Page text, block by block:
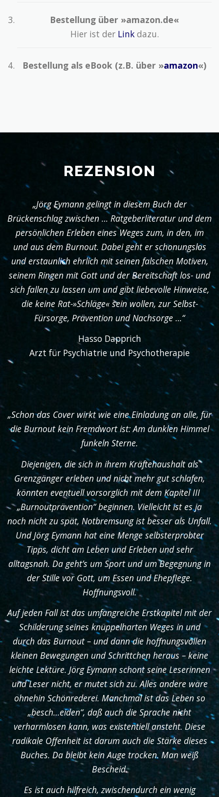
Bestellung über »amazon.de«
Hier ist der Linkdazu.
Bestellung als eBook (z.B. über »amazon«)
REZENSION
„Jörg Eymann gelingt in diesem Buch der
Brückenschlag zwischen … Ratgeberliteratur und dem
persönlichen Erleben eines Weges zum, in den, im
und aus dem Burnout. Dabei geht er schonungslos
und erstaunlich ehrlich mit seinen falschen Motiven,
seinem Ringen mit Gott und der Bereitschaft los- und
sich fallen zu lassen um und gibt liebevolle Hinweise,
die keine Rat-»Schläge« sein wollen, zur Selbst-
Fürsorge, Prävention und Nachsorge …“
Hasso Dapprich
Arzt für Psychiatrie und Psychotherapie
„Schon das Cover wirkt wie eine Einladung an alle, für
die Burnout kein Fremdwort ist: Am dunklen Himmel
funkeln Sterne.
Diejenigen, die sich in ihrem Kräftehaushalt als
Grenzgänger erleben und nicht mehr gut schlafen,
könnten eventuell vorsorglich mit dem Kapitel III
„Burnoutprävention“ beginnen. Vielleicht ist es ja
noch nicht zu spät, Notbremsung ist besser als Unfall.
Und Jörg Eymann hat eine Menge selbsterprobter
Tipps, dicht am Leben und Erleben und sehr
alltagsnah. Da geht’s um Sport und um Begegnung in
der Stille vor Gott, um Essen und Ehepflege.
Hoffnungsvoll.
Auf jeden Fall ist das umfangreiche Erstkapitel mit der
Schilderung seines knüppelharten Weges in und
durch das Burnout – und dann die hoffnungsvollen
kleinen Bewegungen und Schrittchen heraus – keine
leichte Lektüre. Jörg Eymann schont seine Leserinnen
und Leser nicht, er mutet sich zu. Alles andere wäre
ohnehin Schönrederei. Manchmal ist das Leben so
„besch…eiden“, daß auch die Sprache nicht
verharmlosen kann, was existentiell ansteht. Diese
radikale Offenheit ist darum auch die Stärke dieses
Buches. Da bleibt kein Auge trocken. Man weiß
Bescheid.
Es ist auch hilfreich, zwischendurch ein wenig